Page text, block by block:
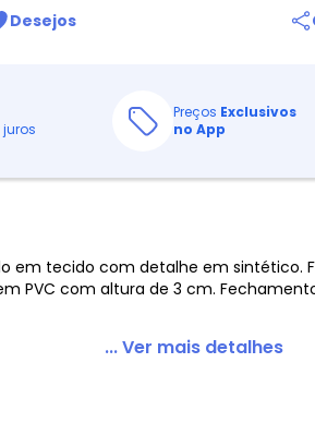
Desejos
Preços Exclusivos
no App
em tecido com detalhe em sintético.
PVC com altura de 3 cm.
... Ver mais detalhes